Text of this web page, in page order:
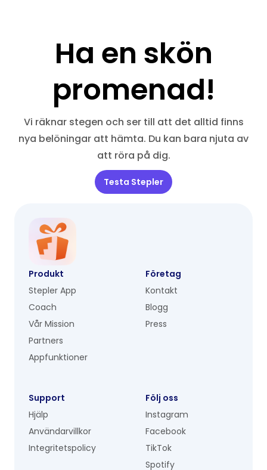
Ha en skön
promenad!
Vi räknar stegen och ser till att det alltid finns
nya belöningar att hämta. Du kan bara njuta av
att röra på dig.
Testa Stepler
Produkt
Stepler App
Coach
Vår Mission
Partners
Appfunktioner
Företag
Kontakt
Blogg
Press
Support
Hjälp
Användarvillkor
Integritetspolicy
Följ oss
Instagram
Facebook
TikTok
Spotify